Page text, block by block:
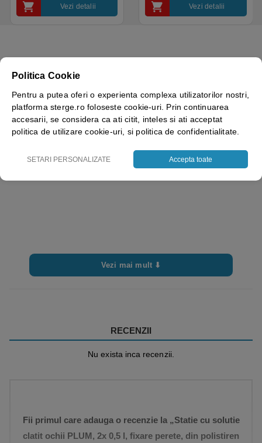
Vezi detalii Vezi detalii
Greutate
Coverguard – Ganteline
Vezi mai mult ⬇
RECENZII
Nu exista inca recenzii.
Fii primul care adauga o recenzie la „Statie cu solutie
clatit ochii PLUM, 2x 0,5 l, fixare perete, din polistiren
Politica Cookie
Pentru a putea oferi o experienta complexa utilizatorilor nostri,
platforma sterge.ro foloseste cookie-uri. Prin continuarea
accesarii, se considera ca ati citit, inteles si ati acceptat
politica de utilizare cookie-uri, si politica de confidentialitate.
SETARI PERSONALIZATE Accepta toate